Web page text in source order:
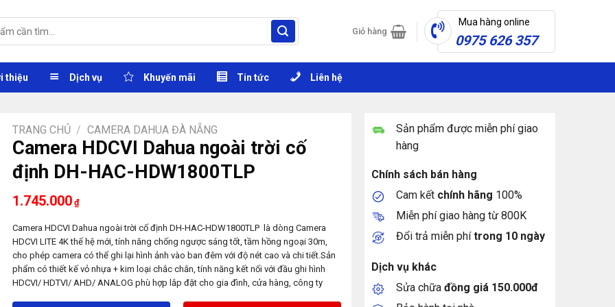
Giỏ hàng
Mua hàng online
0975 626 357
thiệu Dịch vụ Khuyến mãi Tin tức Liên hệ
TRANG CHỦ / CAMERA DAHUA ĐÀ NẴNG
Camera HDCVI Dahua ngoài trời cố
định DH-HAC-HDW1800TLP
1.745.000 ₫
Camera HDCVI Dahua ngoài trời cố định DH-HAC-HDW1800TLP là dòng Camera
HDCVI LITE 4K thế hệ mới, tính năng chống ngược sáng tốt, tầm hồng ngoại 30m,
cho phép camera có thể ghi lại hình ảnh vào ban đêm với độ nét cao và chi tiết.Sản
phẩm có thiết kế vỏ nhựa + kim loại chắc chắn, tính năng kết nối với đầu ghi hình
HDCVI/ HDTVI/ AHD/ ANALOG phù hợp lắp đặt cho gia đình, cửa hàng, công ty
Sản phẩm được miễn phí giao
hàng
Chính sách bán hàng
Cam kết chính hãng 100%
Miễn phí giao hàng từ 800K
Đổi trả miễn phítrong 10 ngày
Dịch vụ khác
Sửa chữađồng giá 150.000đ